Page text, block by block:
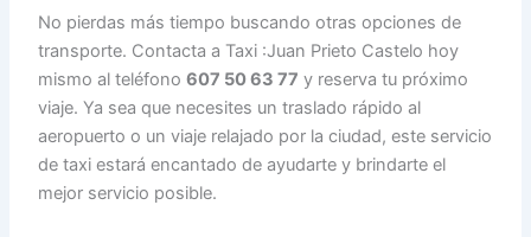
No pierdas más tiempo buscando otras opciones de
transporte. Contacta a Taxi :Juan Prieto Castelo hoy
mismo al teléfono607 50 63 77 y reserva tu próximo
viaje. Ya sea que necesites un traslado rápido al
aeropuerto o un viaje relajado por la ciudad, este servicio
de taxi estará encantado de ayudarte y brindarte el
mejor servicio posible.